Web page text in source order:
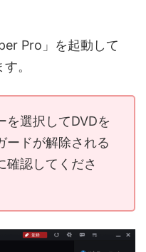
Pro」を起動して
。
を選択してDVDを
ードが解除される
確認してくださ